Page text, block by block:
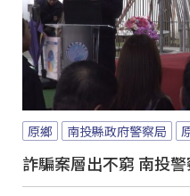
原鄉 南投縣政府警察局
詐騙案層出不窮 南投